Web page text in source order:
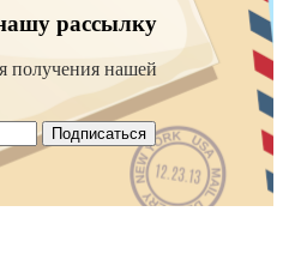
рассылку
получения нашей
Подписаться